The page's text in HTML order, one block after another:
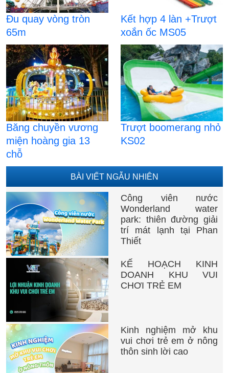
Đu quay vòng tròn
65m
Kết hợp 4 làn +Trượt
xoắn ốc MS05
Băng chuyền vương
miện hoàng gia 13
chỗ
Trượt boomerang nhỏ
KS02
BÀI VIẾT NGẪU NHIÊN
Công viên nước
Wonderland water
park: thiên đường giải
trí mát lạnh tại Phan
Thiết
KẾ HOẠCH KINH
DOANH KHU VUI
CHƠI TRẺ EM
Kinh nghiệm mở khu
vui chơi trẻ em ở nông
thôn sinh lời cao